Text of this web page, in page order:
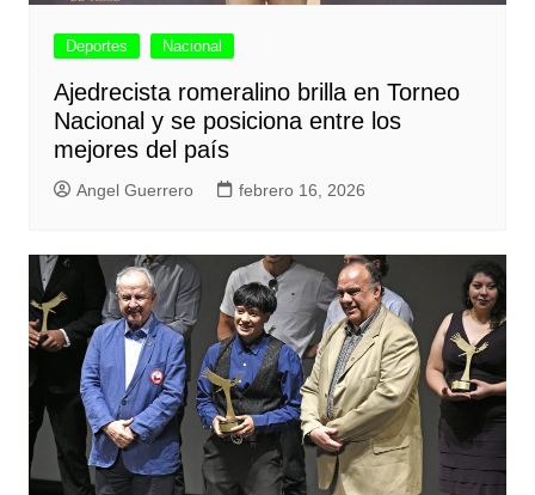
Deportes Nacional
Ajedrecista romeralino brilla en Torneo
Nacional y se posiciona entre los
mejores del país
Angel Guerrero febrero 16, 2026